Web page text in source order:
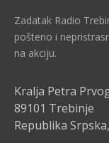
Zadatak Radio
pošteno i
na akciju.
Kralja Petra
89101 Trebinje
Republika